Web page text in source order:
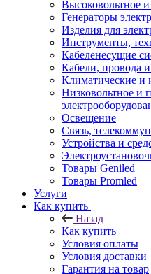
Высоковольтное
Генераторы
Изделия для
Инструменты,
Кабеленесущие
Кабели, провода
Климатические и
Низковольтное и
Освещение
Связь,
Устройства и
Товары Geniled
Товары Promled
Услуги
Как купить
Назад
Как купить
Условия оплаты
Условия доставки
Гарантия на товар